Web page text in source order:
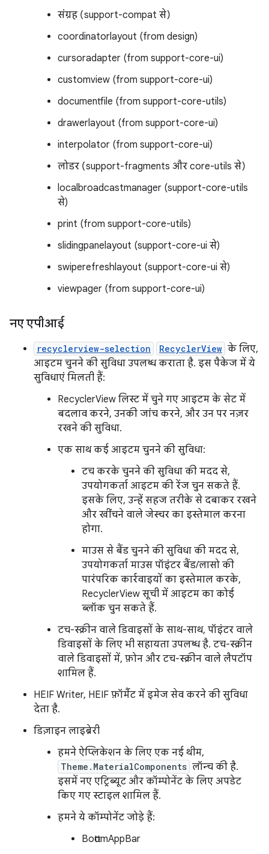
संग्रह (support-compat से)
coordinatorlayout (from design)
cursoradapter (from support-core-ui)
customview (from support-core-ui)
documentfile (from support-core-utils)
drawerlayout (from support-core-ui)
interpolator (from support-core-ui)
लोडर (support-fragments और core-utils से)
localbroadcastmanager (support-core-utils
से)
print (from support-core-utils)
slidingpanelayout (support-core-ui से)
swiperefreshlayout (support-core-ui से)
viewpager (from support-core-ui)
नए एपीआई
recyclerview-selection RecyclerView के लिए,
आइटम चुनने की सुविधा उपलब्ध कराता है. इस पैकेज में ये
सुविधाएं मिलती हैं:
RecyclerView लिस्ट में चुने गए आइटम के सेट में
बदलाव करने, उनकी जांच करने, और उन पर नज़र
रखने की सुविधा.
एक साथ कई आइटम चुनने की सुविधा:
टच करके चुनने की सुविधा की मदद से,
उपयोगकर्ता आइटम की रेंज चुन सकते हैं.
इसके लिए, उन्हें सहज तरीके से दबाकर रखने
और खींचने वाले जेस्चर का इस्तेमाल करना
होगा.
माउस से बैंड चुनने की सुविधा की मदद से,
उपयोगकर्ता माउस पॉइंटर बैंड/लासो की
पारंपरिक कार्रवाइयों का इस्तेमाल करके,
RecyclerView सूची में आइटम का कोई
ब्लॉक चुन सकते हैं.
टच-स्क्रीन वाले डिवाइसों के साथ-साथ, पॉइंटर वाले
डिवाइसों के लिए भी सहायता उपलब्ध है. टच-स्क्रीन
वाले डिवाइसों में, फ़ोन और टच-स्क्रीन वाले लैपटॉप
शामिल हैं.
HEIF Writer, HEIF फ़ॉर्मैट में इमेज सेव करने की सुविधा
देता है.
डिज़ाइन लाइब्रेरी
हमने ऐप्लिकेशन के लिए एक नई थीम,
Theme.MaterialComponents लॉन्च की है.
इसमें नए एट्रिब्यूट और कॉम्पोनेंट के लिए अपडेट
किए गए स्टाइल शामिल हैं.
हमने ये कॉम्पोनेंट जोड़े हैं:
BottomAppBar